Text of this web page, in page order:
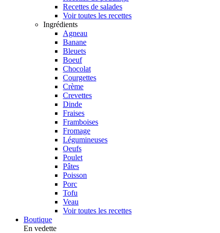
Recettes de salades
Voir toutes les recettes
Ingrédients
Agneau
Banane
Bleuets
Boeuf
Chocolat
Courgettes
Crème
Crevettes
Dinde
Fraises
Framboises
Fromage
Légumineuses
Oeufs
Poulet
Pâtes
Poisson
Porc
Tofu
Veau
Voir toutes les recettes
Boutique
En vedette